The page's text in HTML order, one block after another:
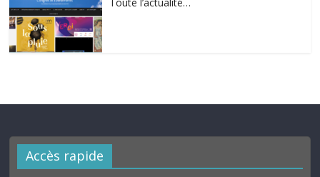
Toute l’actualité…
Accès rapide